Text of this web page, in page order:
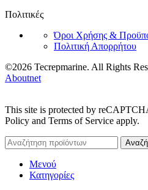
Πολιτικές
Όροι Χρήσης &
Πολιτική Απορρήτου
©2026 Tecrepmarine. All Rights
Aboutnet
This site is protected by
Policy and Terms of Service apply.
Μενού
Κατηγορίες